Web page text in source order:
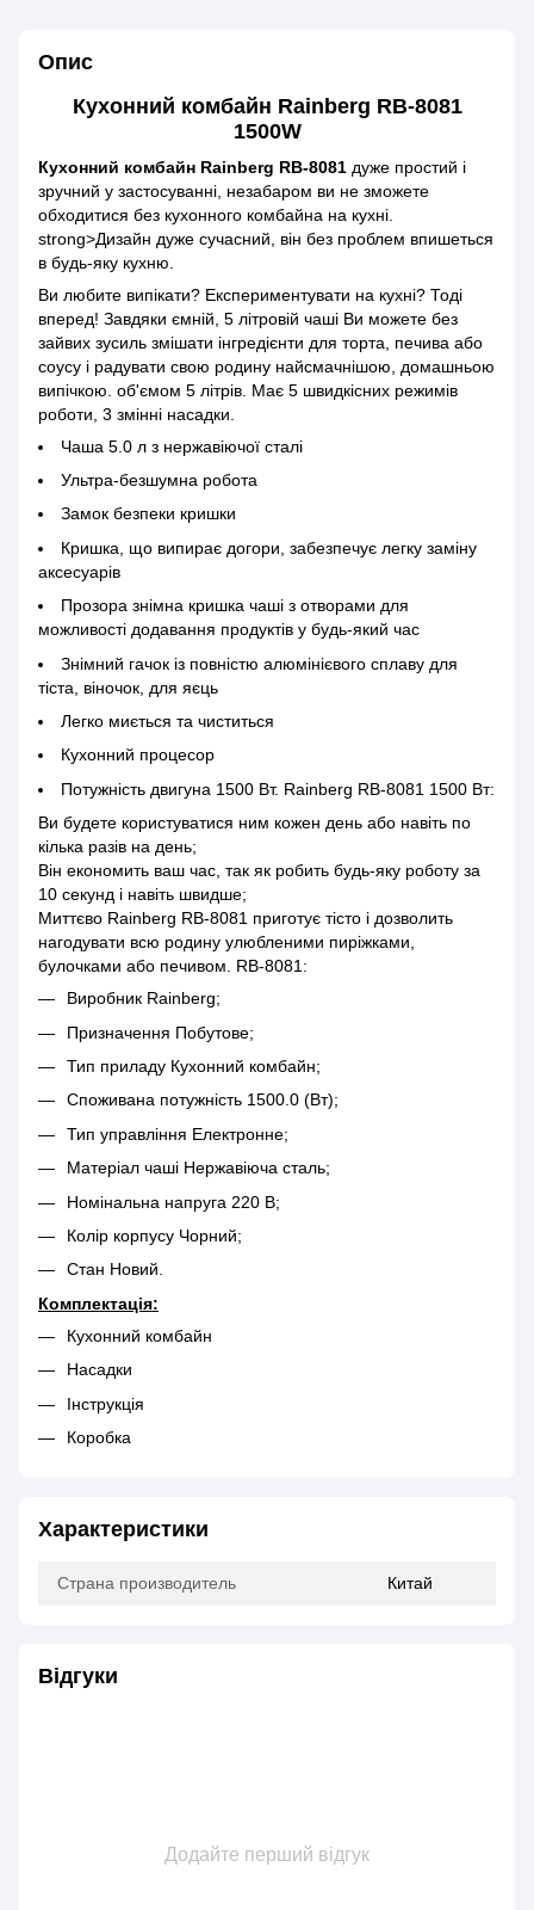
Опис
Кухонний комбайн Rainberg RB-8081
1500W
Кухонний комбайн Rainberg RB-8081 дуже простий і
зручний у застосуванні, незабаром ви не зможете
обходитися без кухонного комбайна на кухні.
strong>Дизайн дуже сучасний, він без проблем впишеться
в будь-яку кухню.
Ви любите випікати? Експериментувати на кухні? Тоді
вперед! Завдяки ємній, 5 літровій чаші Ви можете без
зайвих зусиль змішати інгредієнти для торта, печива або
соусу і радувати свою родину найсмачнішою, домашньою
випічкою. об'ємом 5 літрів. Має 5 швидкісних режимів
роботи, 3 змінні насадки.
Чаша 5.0 л з нержавіючої сталі
Ультра-безшумна робота
Замок безпеки кришки
Кришка, що випирає догори, забезпечує легку заміну
аксесуарів
Прозора знімна кришка чаші з отворами для
можливості додавання продуктів у будь-який час
Знімний гачок із повністю алюмінієвого сплаву для
тіста, віночок, для яєць
Легко миється та чиститься
Кухонний процесор
Потужність двигуна 1500 Вт. Rainberg RB-8081 1500 Вт:
Ви будете користуватися ним кожен день або навіть по
кілька разів на день;
Він економить ваш час, так як робить будь-яку роботу за
10 секунд і навіть швидше;
Миттєво Rainberg RB-8081 приготує тісто і дозволить
нагодувати всю родину улюбленими пиріжками,
булочками або печивом. RB-8081:
Виробник Rainberg;
Призначення Побутове;
Тип приладу Кухонний комбайн;
Споживана потужність 1500.0 (Вт);
Тип управління Електронне;
Матеріал чаші Нержавіюча сталь;
Номінальна напруга 220 В;
Колір корпусу Чорний;
Стан Новий.
Комплектація:
Кухонний комбайн
Насадки
Інструкція
Коробка
Характеристики
Страна производитель Китай
Відгуки
Додайте перший відгук